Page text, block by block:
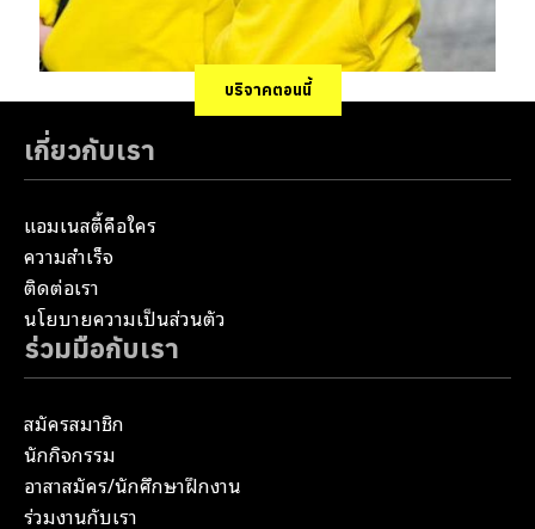
บริจาคตอนนี้
เกี่ยวกับเรา
แอมเนสตี้คือใคร
ความสำเร็จ
ติดต่อเรา
นโยบายความเป็นส่วนตัว
ร่วมมือกับเรา
สมัครสมาชิก
นักกิจกรรม
อาสาสมัคร/นักศึกษาฝึกงาน
ร่วมงานกับเรา